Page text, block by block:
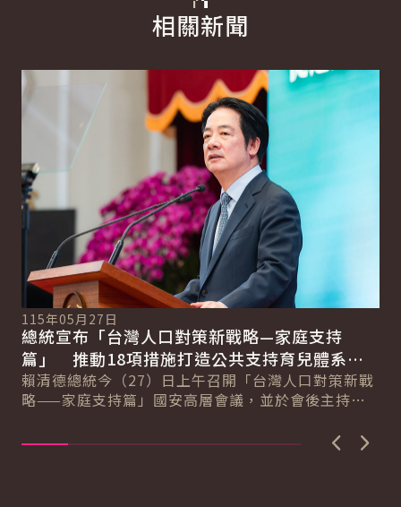
相關新聞
詳細內容
115年05月27日
總統宣布「台灣人口對策新戰略—家庭支持
篇」 推動18項措施打造公共支持育兒體系
以全民共享經濟紅利促進臺灣永續發展
賴清德總統今（27）日上午召開「台灣人口對策新戰
略——家庭支持篇」國安高層會議，並於會後主持記
詳